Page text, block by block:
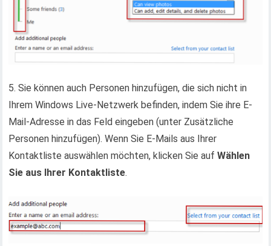
5. Sie können auch Personen hinzufügen, die sich nicht in
Ihrem Windows Live-Netzwerk befinden, indem Sie ihre E-
Mail-Adresse in das Feld eingeben (unter Zusätzliche
Personen hinzufügen). Wenn Sie E-Mails aus Ihrer
Kontaktliste auswählen möchten, klicken Sie auf Wählen
Sie aus Ihrer Kontaktliste.